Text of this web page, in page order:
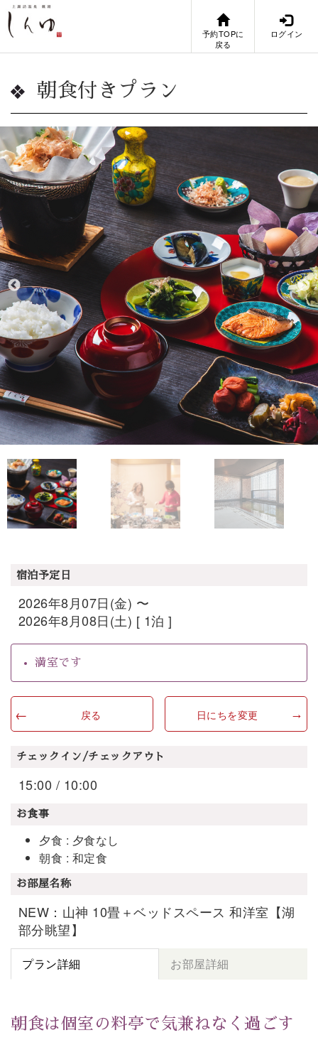
予約TOPに
戻る
ログイン
朝食付きプラン
宿泊予定日
2026年8月07日(金) 〜
2026年8月08日(土) [ 1泊 ]
満室です
戻る 日にちを変更
チェックイン/チェックアウト
15:00 / 10:00
お食事
夕食 : 夕食なし
朝食 : 和定食
お部屋名称
NEW：山神 10畳＋ベッドスペース 和洋室【湖
部分眺望】
プラン詳細 お部屋詳細
朝食は個室の料亭で気兼ねなく過ごす